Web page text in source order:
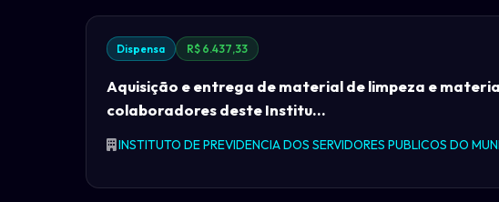
Dispensa R$ 6.437,33
Aquisição e entrega de material de limpeza e
colaboradores deste Institu...
INSTITUTO DE PREVIDENCIA DOS SERVIDORES PUBLICOS DO